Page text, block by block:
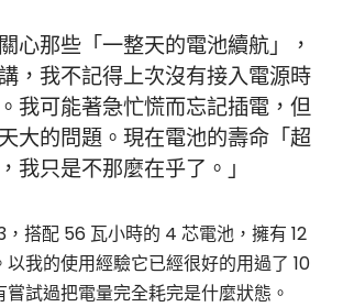
心那些「一整天的電池續航」，
，我不記得上次沒有接入電源時
我可能著急忙慌而忘記插電，但
大的問題。現在電池的壽命「超
我只是不那麼在乎了。」
，搭配 56 瓦小時的 4 芯電池，擁有 12
我的使用經驗它已經很好的用過了 10
試過把電量完全耗完是什麼狀態。